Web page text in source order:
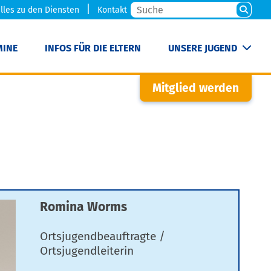
zu den Diensten Kontakt
INFOS FÜR DIE ELTERN UNSERE JUGEND
Mitglied werden
Romina Worms
Ortsjugendbeauftragte /
Ortsjugendleiterin